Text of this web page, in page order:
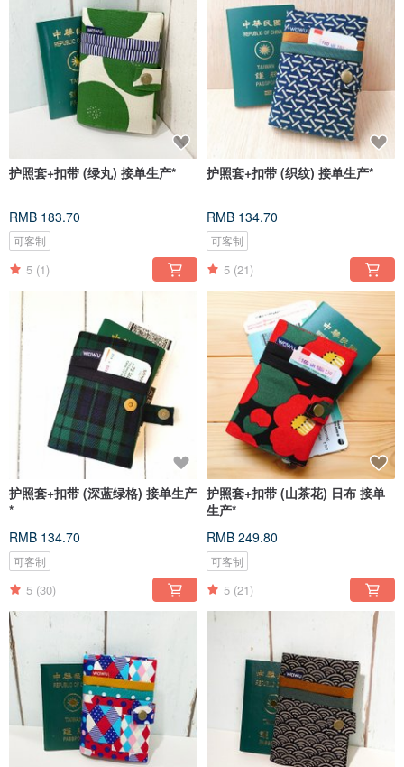
护照套+扣带 (绿丸) 接单生产*
RMB 183.70
可客制
5 (1)
护照套+扣带 (织纹) 接单生产*
RMB 134.70
可客制
5 (21)
护照套+扣带 (深蓝绿格) 接单生产
*
RMB 134.70
可客制
5 (30)
护照套+扣带 (山茶花) 日布 接单
生产*
RMB 249.80
可客制
5 (21)